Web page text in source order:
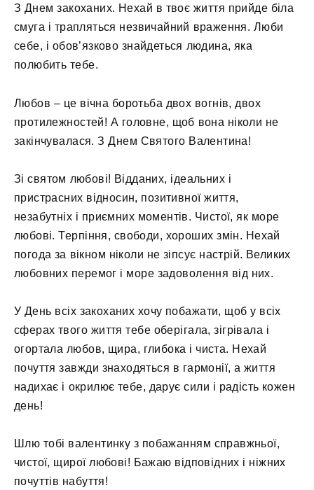
З Днем закоханих. Нехай в твоє життя прийде біла
смуга і трапляться незвичайний враження. Люби
себе, і обов’язково знайдеться людина, яка
полюбить тебе.
Любов – це вічна боротьба двох вогнів, двох
протилежностей! А головне, щоб вона ніколи не
закінчувалася. З Днем Святого Валентина!
Зі святом любові! Відданих, ідеальних і
пристрасних відносин, позитивної життя,
незабутніх і приємних моментів. Чистої, як море
любові. Терпіння, свободи, хороших змін. Нехай
погода за вікном ніколи не зіпсує настрій. Великих
любовних перемог і море задоволення від них.
У День всіх закоханих хочу побажати, щоб у всіх
сферах твого життя тебе оберігала, зігрівала і
огортала любов, щира, глибока і чиста. Нехай
почуття завжди знаходяться в гармонії, а життя
надихає і окрилює тебе, дарує сили і радість кожен
день!
Шлю тобі валентинку з побажанням справжньої,
чистої, щирої любові! Бажаю відповідних і ніжних
почуттів набуття!